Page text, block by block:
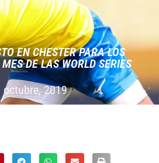
EN CHESTER PARA LOS
DE LAS WORLD SERIES
octubre, 2019